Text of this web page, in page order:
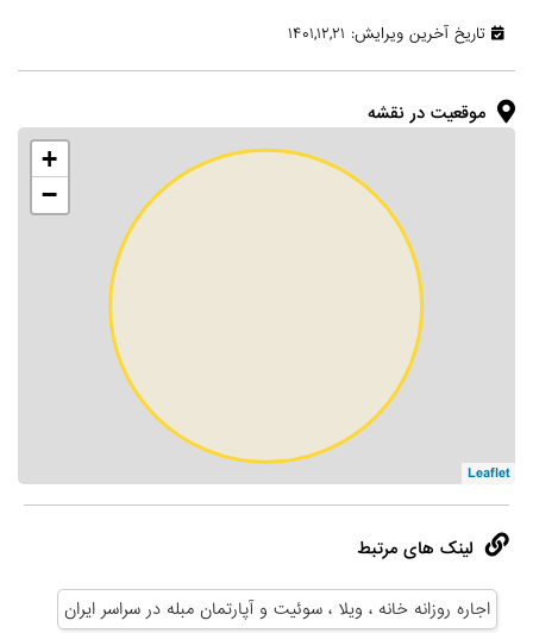
تاریخ آخرین ویرایش: ۱۴۰۱,۱۲,۲۱
موقعیت در نقشه
+
−
Leaflet
لینک های مرتبط
اجاره روزانه خانه ، ویلا ، سوئیت و آپارتمان مبله در سراسر ایران